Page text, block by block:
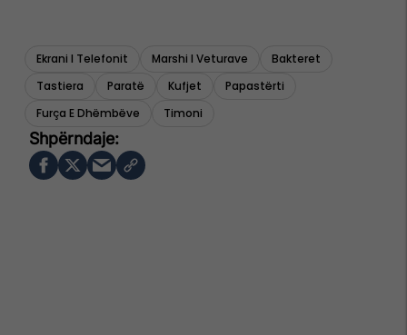
Ekrani I Telefonit Marshi I Veturave
Bakteret
Tastiera
Paratë Kufjet
Papastërti
Furça E Dhëmbëve
Timoni